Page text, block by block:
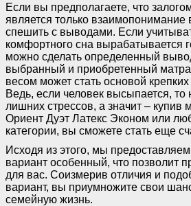
Если вы предполагаете, что
является только взаимопонимание
спешить с выводами. Если
комфортного сна вырабатывается
можно сделать определенный
выбранный и приобретенный
весом может стать основой
Ведь, если человек высыпается, то
лишних стрессов, а значит – купив
Ориент Дуэт Латекс Эконом или
категории, вы сможете стать еще
Исходя из этого, мы
вариант особенный, что позволит
для вас. Соизмерив отличия и
вариант, вы приумножите свои
семейную жизнь.